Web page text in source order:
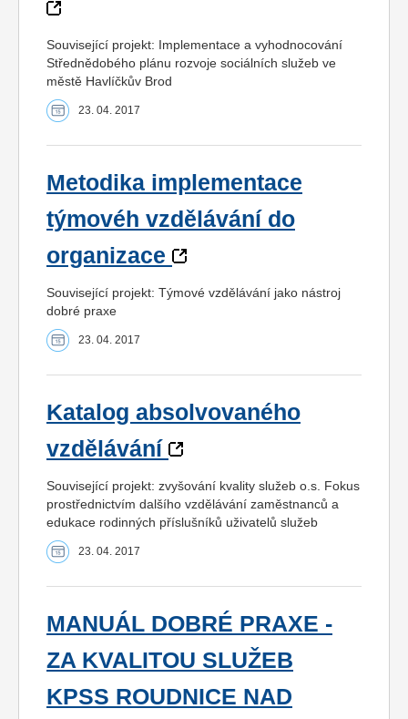
Související projekt: Implementace a vyhodnocování
Střednědobého plánu rozvoje sociálních služeb ve
městě Havlíčkův Brod
23. 04. 2017
Metodika implementace
týmovéh vzdělávání do
organizace
Související projekt: Týmové vzdělávání jako nástroj
dobré praxe
23. 04. 2017
Katalog absolvovaného
vzdělávání
Související projekt: zvyšování kvality služeb o.s. Fokus
prostřednictvím dalšího vzdělávání zaměstnanců a
edukace rodinných příslušníků uživatelů služeb
23. 04. 2017
MANUÁL DOBRÉ PRAXE -
ZA KVALITOU SLUŽEB
KPSS ROUDNICE NAD